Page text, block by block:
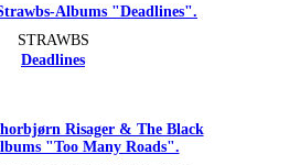
STRAWBS
Deadlines